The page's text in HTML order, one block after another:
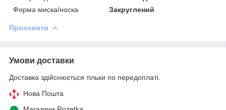
Форма миска/носка
Закруглений
Приховати
Умови доставки
Доставка здійснюється тільки по передоплаті.
Нова Пошта